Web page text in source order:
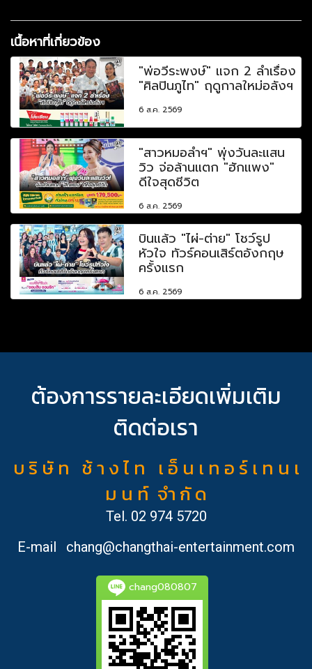
เนื้อหาที่เกี่ยวข้อง
"พ่อวีระพงษ์" แจก 2 ลำเรื่อง
"ศิลปินภูไท" ฤดูกาลใหม่อลังฯ
6 ส.ค. 2569
"สาวหมอลำฯ" พุ่งวันละแสน
วิว จ่อล้านแตก "ฮักแพง"
ดีใจสุดชีวิต
6 ส.ค. 2569
บินแล้ว "ไผ่-ต่าย" โชว์รูป
หัวใจ ทัวร์คอนเสิร์ตอังกฤษ
ครั้งแรก
6 ส.ค. 2569
ต้องการรายละเอียดเพิ่มเติม
ติดต่อเรา
บ ริ ษั ท ช้ า ง ไ ท เ อ็ น เ ท อ ร์ เ ท น เ
ม น ท์ จำ กั ด
Tel. 02 974 5720
E-mail
chang@changthai-entertainment.com
chang080807